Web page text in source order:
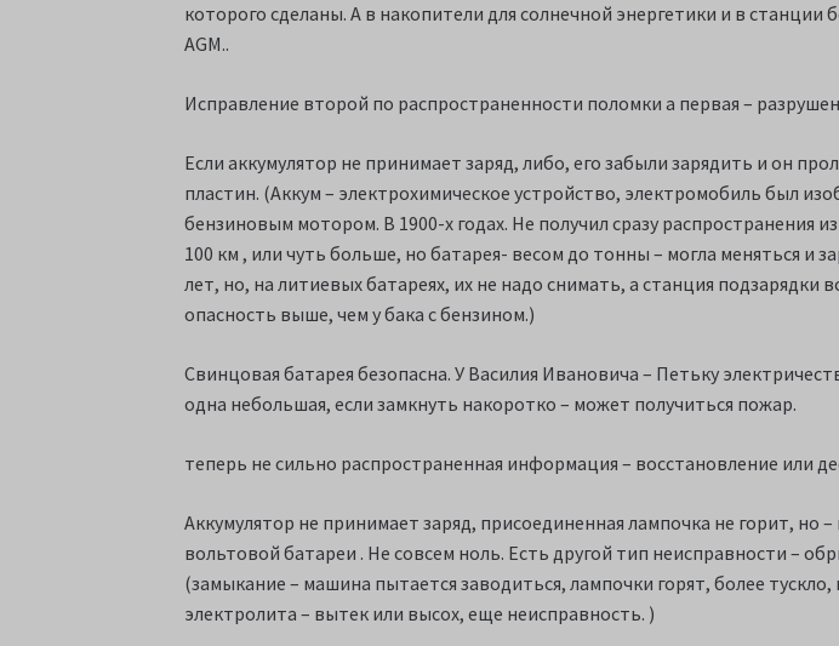
которого сделаны. А в накопители для солнечной энергетики и в
AGM..
Исправление второй по распространенности поломки а первая –
Если аккумулятор не принимает заряд, либо, его забыли зарядить и он
пластин. (Аккум – электрохимическое устройство, электромобиль был
бензиновым мотором. В 1900-х годах. Не получил сразу распространения
100 км , или чуть больше, но батарея- весом до тонны – могла меняться и
лет, но, на литиевых батареях, их не надо снимать, а станция подзарядки
опасность выше, чем у бака с бензином.)
Свинцовая батарея безопасна. У Василия Ивановича – Петьку
одна небольшая, если замкнуть накоротко – может получиться пожар.
теперь не сильно распространенная информация – восстановление или
Аккумулятор не принимает заряд, присоединенная лампочка не горит, но
вольтовой батареи . Не совсем ноль. Есть другой тип неисправности –
(замыкание – машина пытается заводиться, лампочки горят, более
электролита – вытек или высох, еще неисправность. )